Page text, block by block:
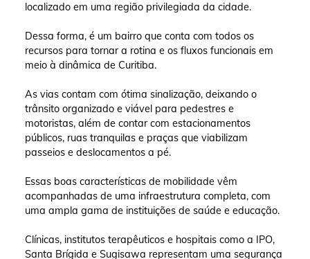
localizado em uma região privilegiada da cidade.
Dessa forma, é um bairro que conta com todos os
recursos para tornar a rotina e os fluxos funcionais em
meio à dinâmica de Curitiba.
As vias contam com ótima sinalização, deixando o
trânsito organizado e viável para pedestres e
motoristas, além de contar com estacionamentos
públicos, ruas tranquilas e praças que viabilizam
passeios e deslocamentos a pé.
Essas boas características de mobilidade vêm
acompanhadas de uma infraestrutura completa, com
uma ampla gama de instituições de saúde e educação.
Clínicas, institutos terapêuticos e hospitais como a IPO,
Santa Brígida e Sugisawa representam uma segurança